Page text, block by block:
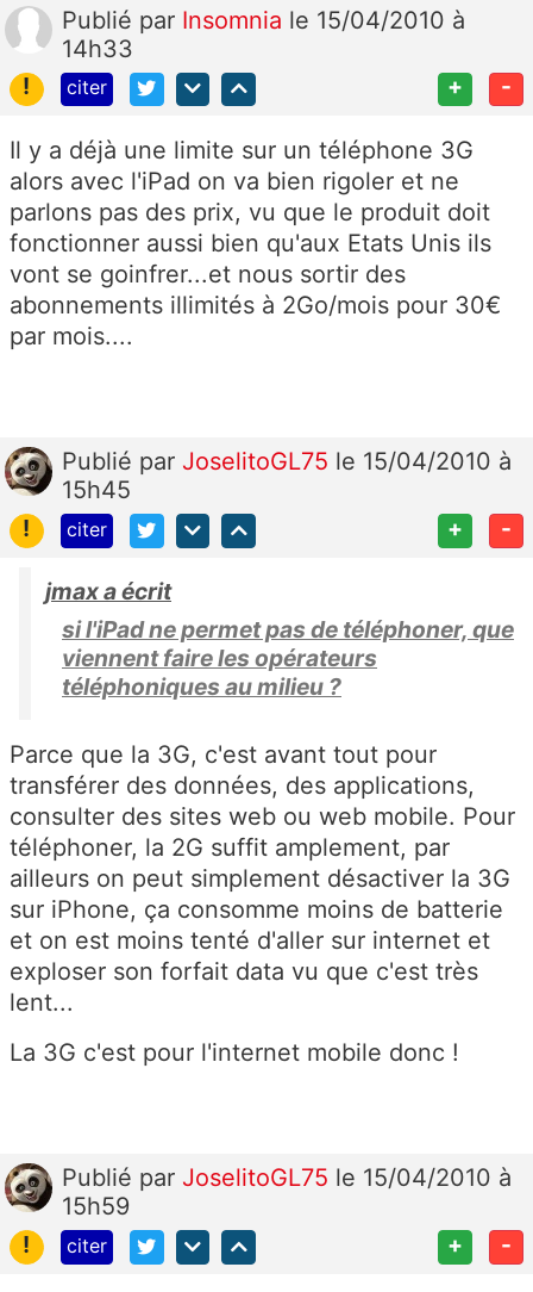
Publié par Insomnia le 15/04/2010 à
14h33
!
citer + -
Il y a déjà une limite sur un téléphone 3G
alors avec l'iPad on va bien rigoler et ne
parlons pas des prix, vu que le produit doit
fonctionner aussi bien qu'aux Etats Unis ils
vont se goinfrer...et nous sortir des
abonnements illimités à 2Go/mois pour 30€
par mois....
Publié par JoselitoGL75 le 15/04/2010 à
15h45
!
citer + -
jmax a écrit
si l'iPad ne permet pas de téléphoner, que
viennent faire les opérateurs
téléphoniques au milieu ?
Parce que la 3G, c'est avant tout pour
transférer des données, des applications,
consulter des sites web ou web mobile. Pour
téléphoner, la 2G suffit amplement, par
ailleurs on peut simplement désactiver la 3G
sur iPhone, ça consomme moins de batterie
et on est moins tenté d'aller sur internet et
exploser son forfait data vu que c'est très
lent...
La 3G c'est pour l'internet mobile donc !
Publié par JoselitoGL75 le 15/04/2010 à
15h59
!
citer + -